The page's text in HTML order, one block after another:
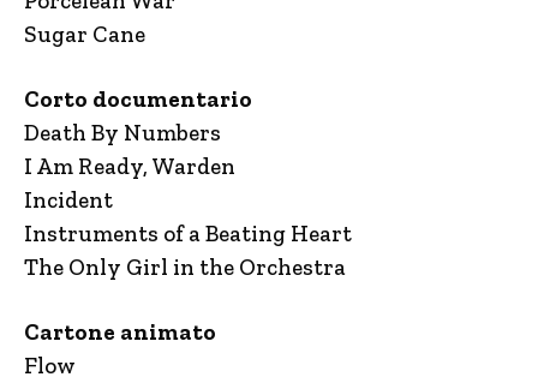
Sugar Cane
Corto documentario
Death By Numbers
I Am Ready, Warden
Incident
Instruments of a Beating Heart
The Only Girl in the Orchestra
Cartone animato
Flow